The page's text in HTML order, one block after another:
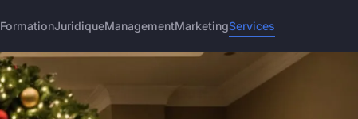
FormationJuridiqueManagementMarketingServices